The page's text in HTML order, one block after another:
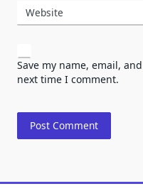
Website
Save my name, email,
next time I comment.